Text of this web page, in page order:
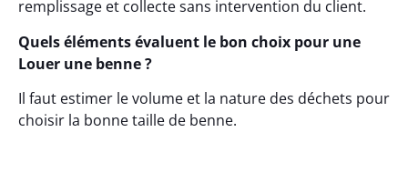
remplissage et collecte sans intervention du client.
Quels éléments évaluent le bon choix pour une
Louer une benne ?
Il faut estimer le volume et la nature des déchets pour
choisir la bonne taille de benne.